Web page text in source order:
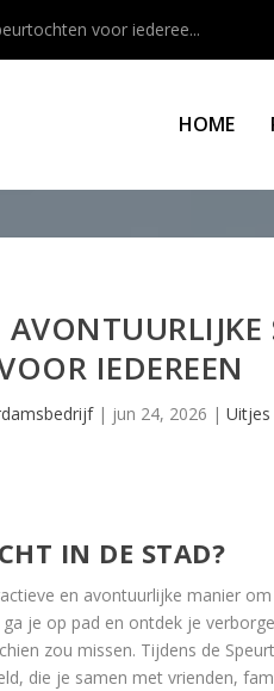
voor iederee...
HOME
IEDEREEN
| jun 24, 2026 | Uitjes
IN DE STAD?
en avontuurlijke manier
je op pad en ontdek je
zou missen. Tijdens de
die je samen met vrienden,